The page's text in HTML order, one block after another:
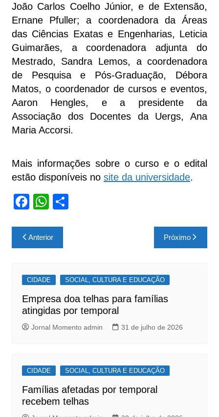
João Carlos Coelho Júnior, e de Extensão,
Ernane Pfuller; a coordenadora da Áreas
das Ciências Exatas e Engenharias, Leticia
Guimarães, a coordenadora adjunta do
Mestrado, Sandra Lemos, a coordenadora
de Pesquisa e Pós-Graduação, Débora
Matos, o coordenador de cursos e eventos,
Aaron Hengles, e a presidente da
Associação dos Docentes da Uergs, Ana
Maria Accorsi.
Mais informações sobre o curso e o edital
estão disponíveis no site da universidade.
F
c
e
o
o
k
W
at
s
p
p
S
Navegação
de
Anterior Próximo
CIDADE SOCIAL, CULTURA E EDUCAÇÃO
Empresa doa telhas para famílias
atingidas por temporal
Jornal Momento admin 31 de julho de 2026
CIDADE SOCIAL, CULTURA E EDUCAÇÃO
Famílias afetadas por temporal
recebem telhas